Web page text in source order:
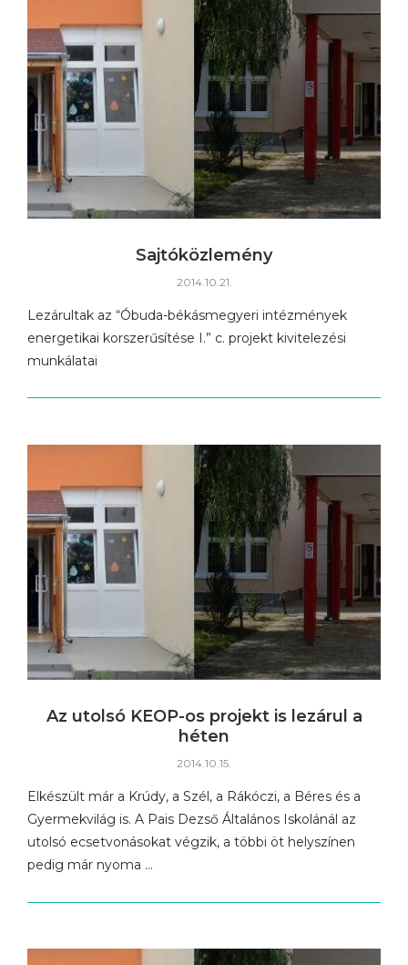
Sajtóközlemény
2014.10.21.
Lezárultak az “Óbuda-békásmegyeri intézmények
energetikai korszerűsítése I.” c. projekt kivitelezési
munkálatai
Az utolsó KEOP-os projekt is lezárul a
héten
2014.10.15.
Elkészült már a Krúdy, a Szél, a Rákóczi, a Béres és a
Gyermekvilág is. A Pais Dezső Általános Iskolánál az
utolsó ecsetvonásokat végzik, a többi öt helyszínen
pedig már nyoma …